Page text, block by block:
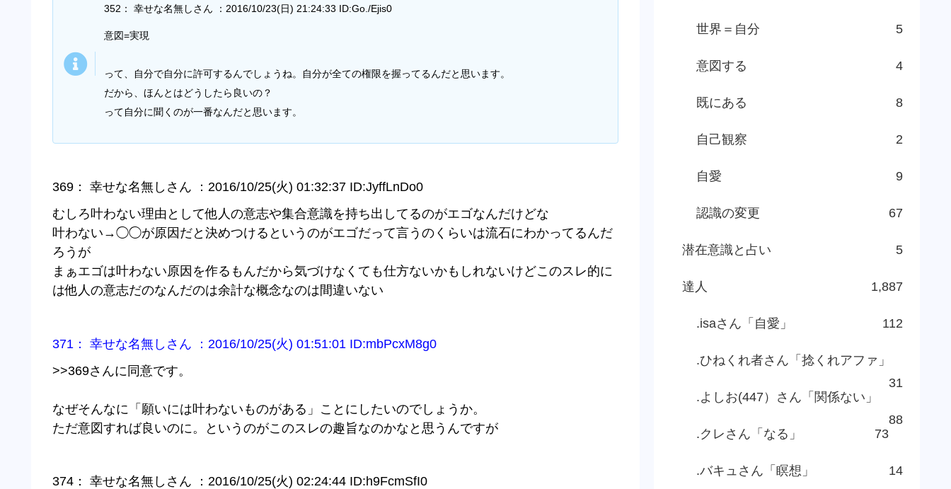
352： 幸せな名無しさん ：2016/10/23(日) 21:24:33 ID:Go./Ejis0
意図=実現
って、自分で自分に許可するんでしょうね。自分が全ての権限を握ってるんだと思います。
だから、ほんとはどうしたら良いの？
って自分に聞くのが一番なんだと思います。
369： 幸せな名無しさん ：2016/10/25(火) 01:32:37 ID:JyffLnDo0
むしろ叶わない理由として他人の意志や集合意識を持ち出してるのがエゴなんだけどな
叶わない→◯◯が原因だと決めつけるというのがエゴだって言うのくらいは流石にわかってるんだ
ろうが
まぁエゴは叶わない原因を作るもんだから気づけなくても仕方ないかもしれないけどこのスレ的に
は他人の意志だのなんだのは余計な概念なのは間違いない
371： 幸せな名無しさん ：2016/10/25(火) 01:51:01 ID:mbPcxM8g0
>>369さんに同意です。
なぜそんなに「願いには叶わないものがある」ことにしたいのでしょうか。
ただ意図すれば良いのに。というのがこのスレの趣旨なのかなと思うんですが
374： 幸せな名無しさん ：2016/10/25(火) 02:24:44 ID:h9FcmSfI0
世界＝自分 5
意図する 4
既にある 8
自己観察 2
自愛 9
認識の変更 67
潜在意識と占い 5
達人 1,887
.isaさん「自愛」 112
.ひねくれ者さん「捻くれアファ」
31
.よしお(447）さん「関係ない」
88
.クレさん「なる」
73
.バキュさん「瞑想」 14